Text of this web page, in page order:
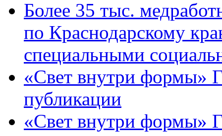
Более 35 тыс.
по Краснодарскому
специальными
«Свет внутри формы»
публикации
«Свет внутри формы»